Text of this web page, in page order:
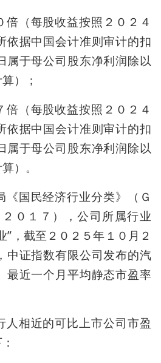
倍（每股收益按照２０２４
依据中国会计准则审计的扣
属于母公司股东净利润除以
）；
倍（每股收益按照２０２４
依据中国会计准则审计的扣
属于母公司股东净利润除以
）。
《国民经济行业分类》（Ｇ
０１７），公司所属行业
”，截至２０２５年１０月２
中证指数有限公司发布的汽
最近一个月平均静态市盈率
人相近的可比上市公司市盈